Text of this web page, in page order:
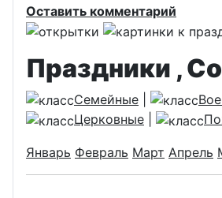
Оставить комментарий
Праздники ,
Семейные
Церковные
Январь Февраль Март Апрель